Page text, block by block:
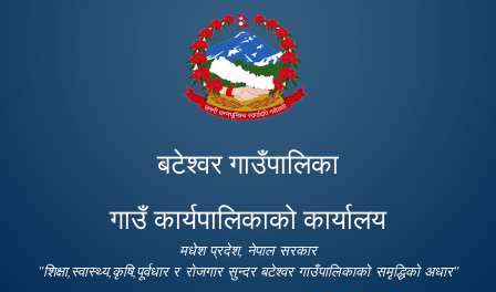
main
content
बटेश्वर गाउँपालिका
गाउँ कार्यपालिकाको कार्यालय
मधेश प्रदेश, नेपाल सरकार
"शिक्षा,स्वास्थ्य,कृषि,पूर्वधार र रोजगार सुन्दर बटेश्वर गाउँपालिकाको समृद्धिको अधार"